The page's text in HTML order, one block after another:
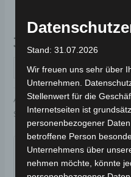
39,00
IN DEN
Artikelnummer:3M402-
Schlagwort:Bremsanlage
Garantiert
Stand: 31.07.2026
Wir freuen uns sehr über
Unternehmen.
Stellenwert für die
Internetseiten ist
personenbezogener
betroffene Person
Unternehmens über
nehmen möchte, könnte